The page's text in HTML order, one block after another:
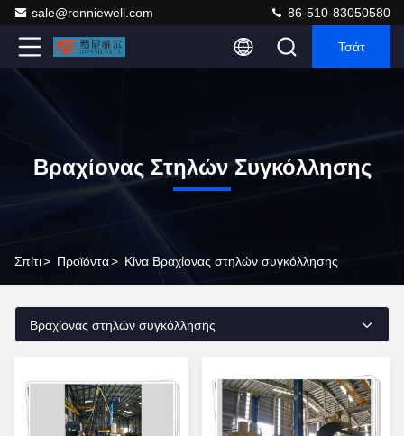
sale@ronniewell.com 86-510-83050580
Τσάτ
Βραχίονας Στηλών Συγκόλλησης
Σπίτι> Προϊόντα> Κίνα Βραχίονας στηλών συγκόλλησης
Βραχίονας στηλών συγκόλλησης